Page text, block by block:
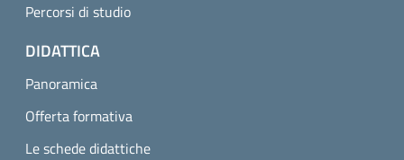
Percorsi di studio
DIDATTICA
Panoramica
Offerta formativa
Le schede didattiche